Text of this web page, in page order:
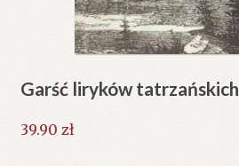
Garść liryków tatrzańskich
39.90 zł